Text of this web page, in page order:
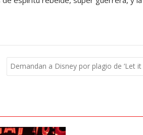
Demandan a Disney por plagio de ‘Let it